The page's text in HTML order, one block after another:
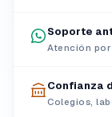
Soporte
Atención por
Confianza
Colegios,